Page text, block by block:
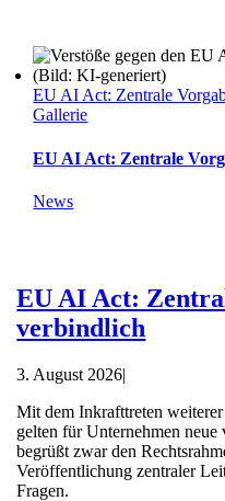
EU AI Act: Zentrale
Gallerie
EU AI Act: Zentrale
News
EU AI Act:
verbindlich
3. August 2026|
Mit dem Inkrafttreten
gelten für Unternehmen
begrüßt zwar den
Veröffentlichung zentraler
Fragen.